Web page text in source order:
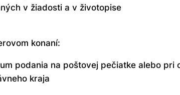
v žiadosti a v životopise
konaní:
podania na poštovej pečiatke alebo
kraja